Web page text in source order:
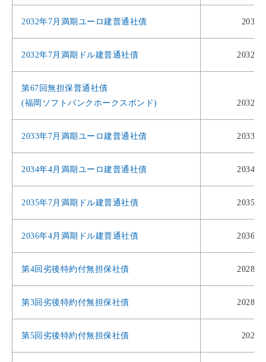
2032年7月満期ユーロ建普通社債 2032
2032年7月満期ドル建普通社債 2032年
第67回無担保普通社債
(福岡ソフトバンクホークスボンド)
2032年
2033年7月満期ユーロ建普通社債 2033年
2034年4月満期ユーロ建普通社債 2034年
2035年7月満期ドル建普通社債 2035年
2036年4月満期ドル建普通社債 2036年
第4回劣後特約付無担保社債 2028年
第3回劣後特約付無担保社債 2028年
第5回劣後特約付無担保社債 2029